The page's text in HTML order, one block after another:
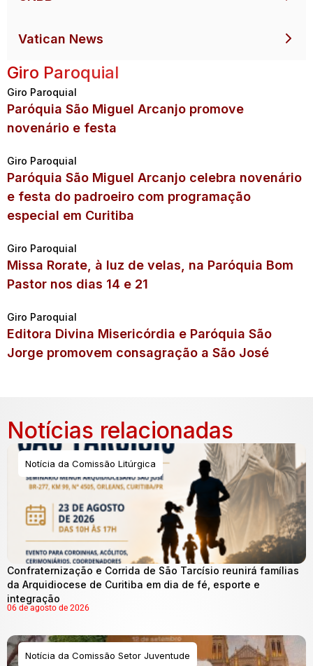
Vatican News
Giro Paroquial
Giro Paroquial
Paróquia São Miguel Arcanjo promove
novenário e festa
Giro Paroquial
Paróquia São Miguel Arcanjo celebra novenário
e festa do padroeiro com programação
especial em Curitiba
Giro Paroquial
Missa Rorate, à luz de velas, na Paróquia Bom
Pastor nos dias 14 e 21
Giro Paroquial
Editora Divina Misericórdia e Paróquia São
Jorge promovem consagração a São José
Notícias relacionadas
Notícia da Comissão Litúrgica
Confraternização e Corrida de São Tarcísio reunirá famílias
da Arquidiocese de Curitiba em dia de fé, esporte e
integração
06 de agosto de 2026
Notícia da Comissão Setor Juventude